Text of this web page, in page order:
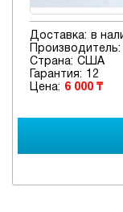
Доставка:
в
Производитель:
Страна: США
Гарантия:
12
Цена: 6 000 ₸